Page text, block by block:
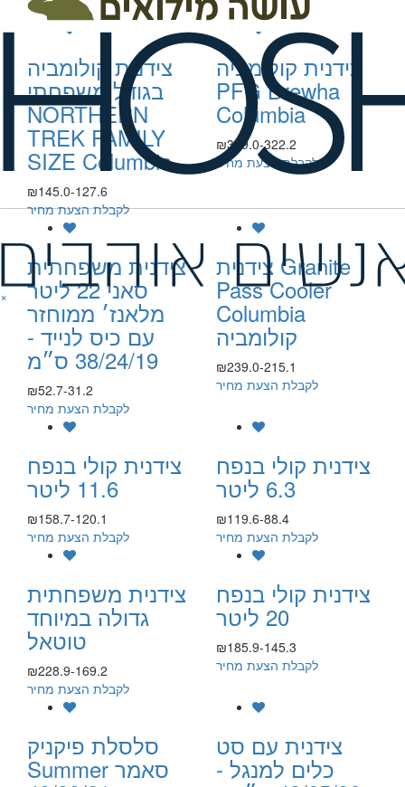
×
לקבלת הצעת מחיר
צידנית קולומביה
PFG Brewha
Columbia
₪379.0-322.2
לקבלת הצעת מחיר
צידנית קולומביה
בגודל משפחתי
NORTHERN
TREK FAMILY
SIZE Columbia
₪145.0-127.6
לקבלת הצעת מחיר
צידנית Granite
Pass Cooler
Columbia
קולומביה
₪239.0-215.1
לקבלת הצעת מחיר
צידנית משפחתית
סאני 22 ליטר
מלאנז׳ ממוחזר
עם כיס לנייד -
38/24/19 ס״מ
₪52.7-31.2
לקבלת הצעת מחיר
צידנית קולי בנפח
6.3 ליטר
₪119.6-88.4
לקבלת הצעת מחיר
צידנית קולי בנפח
11.6 ליטר
₪158.7-120.1
לקבלת הצעת מחיר
צידנית קולי בנפח
20 ליטר
₪185.9-145.3
לקבלת הצעת מחיר
צידנית משפחתית
גדולה במיוחד
טוטאל
₪228.9-169.2
לקבלת הצעת מחיר
צידנית עם סט
כלים למנגל -
סלסלת פיקניק
Summer סאמר